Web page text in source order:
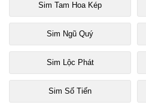
Sim Tam Hoa Kép
Sim Ngũ Quý
Sim Lộc Phát
Sim Số Tiến